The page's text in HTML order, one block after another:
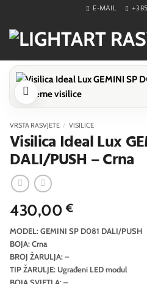
content
E-MAIL
VRSTA RASVJETE / VISILICE
Visilica Ideal Lux
DALI/PUSH – Crna
430,00€
MODEL: GEMINI SP D081 DALI/PUSH
BOJA: Crna
BROJ ŽARULJA: –
TIP ŽARULJE: Ugrađeni LED modul
BOJA SVJETLA: –